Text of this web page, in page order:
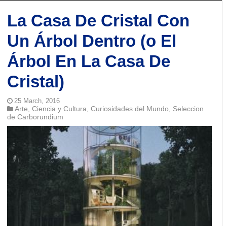
La Casa De Cristal Con
Un Árbol Dentro (o El
Árbol En La Casa De
Cristal)
25 March, 2016
Arte,Ciencia y Cultura,Curiosidades del Mundo, Seleccion
de Carborundium